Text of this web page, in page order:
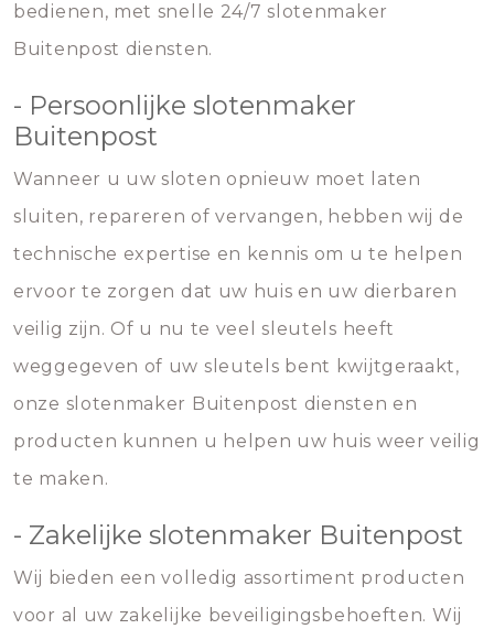
bedienen, met snelle 24/7 slotenmaker
Buitenpost diensten.
- Persoonlijke slotenmaker
Buitenpost
Wanneer u uw sloten opnieuw moet laten
sluiten, repareren of vervangen, hebben wij de
technische expertise en kennis om u te helpen
ervoor te zorgen dat uw huis en uw dierbaren
veilig zijn. Of u nu te veel sleutels heeft
weggegeven of uw sleutels bent kwijtgeraakt,
onze slotenmaker Buitenpost diensten en
producten kunnen u helpen uw huis weer veilig
te maken.
- Zakelijke slotenmaker Buitenpost
Wij bieden een volledig assortiment producten
voor al uw zakelijke beveiligingsbehoeften. Wij